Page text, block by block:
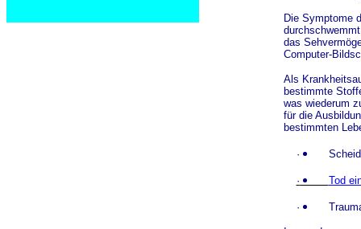
Die Symptome
das
Computer-
Als
bestimmte
was wiederum
für die
bestimmten
·
· Tod
·